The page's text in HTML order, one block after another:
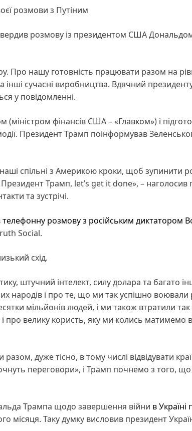
розмови з Путіним
розмову із президентом США
Про нашу готовність працювати разом на
сучасні виробництва. Вдячний
у повідомленні.
фінансів США – «Главком») і
Президент Трамп поінформував
спільні з Америкою кроки, щоб зупинити
Трамп, let’s get it done», – наголосив
та зустрічі.
телефонну розмову з російським диктатором
Social.
схід.
штучний інтелект, силу долара та багато
народів і про те, що ми так успішно воювали
мільйонів людей, і ми також втратили
велику користь, яку ми колись матимемо
дуже тісно, в тому числі відвідувати
переговори», і Трамп почнемо з того,
Трампа щодо завершення війни в
місяця. Таку думку висловив президент